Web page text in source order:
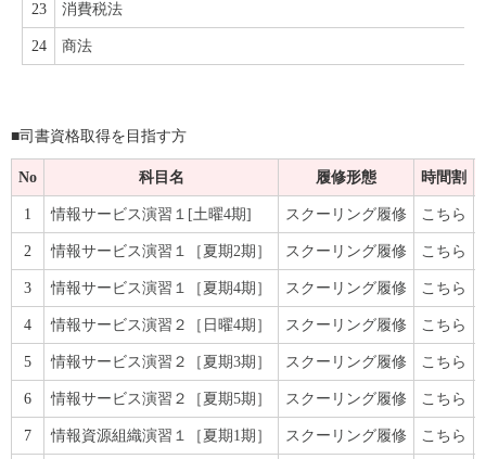
23 消費税法
24 商法
■司書資格取得を目指す方
No 科目名 履修形態 時間割
1 情報サービス演習１[土曜4期] スクーリング履修 こちら
2 情報サービス演習１［夏期2期］ スクーリング履修 こちら
3 情報サービス演習１［夏期4期］ スクーリング履修 こちら
4 情報サービス演習２［日曜4期］ スクーリング履修 こちら
5 情報サービス演習２［夏期3期］ スクーリング履修 こちら
6 情報サービス演習２［夏期5期］ スクーリング履修 こちら
7 情報資源組織演習１［夏期1期］ スクーリング履修 こちら